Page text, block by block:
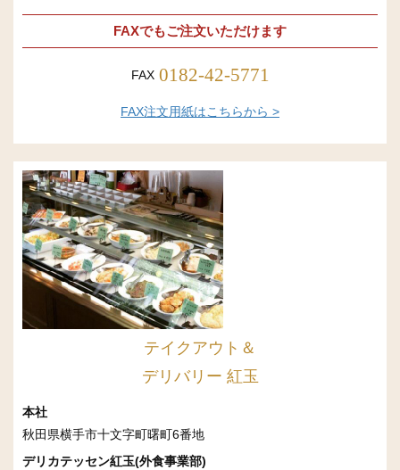
FAXでもご注文いただけます
FAX 0182-42-5771
FAX注文用紙はこちらから >
テイクアウト＆
デリバリー 紅玉
本社
秋田県横手市十文字町曙町6番地
デリカテッセン紅玉(外食事業部)